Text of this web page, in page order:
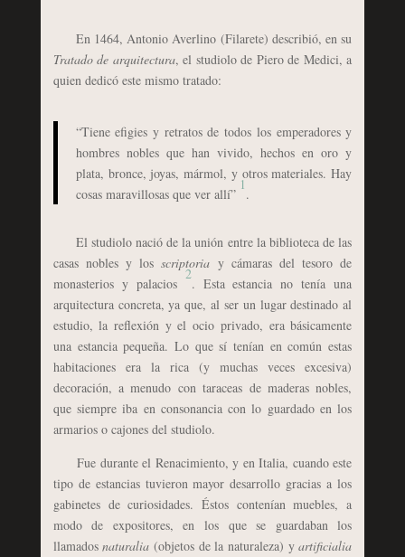
En 1464, Antonio Averlino (Filarete) describió, en su
Tratado de arquitectura, el studiolo de Piero de Medici, a
quien dedicó este mismo tratado:
“Tiene efigies y retratos de todos los emperadores y
hombres nobles que han vivido, hechos en oro y
plata, bronce, joyas, mármol, y otros materiales. Hay
cosas maravillosas que ver allí”
1
.
El studiolo nació de la unión entre la biblioteca de las
casas nobles y losscriptoria y cámaras del tesoro de
monasterios y palacios
2
. Esta estancia no tenía una
arquitectura concreta, ya que, al ser un lugar destinado al
estudio, la reflexión y el ocio privado, era básicamente
una estancia pequeña. Lo que sí tenían en común estas
habitaciones era la rica (y muchas veces excesiva)
decoración, a menudo con taraceas de maderas nobles,
que siempre iba en consonancia con lo guardado en los
armarios o cajones del studiolo.
Fue durante el Renacimiento, y en Italia, cuando este
tipo de estancias tuvieron mayor desarrollo gracias a los
gabinetes de curiosidades. Éstos contenían muebles, a
modo de expositores, en los que se guardaban los
llamadosnaturalia(objetos de la naturaleza) yartificialia